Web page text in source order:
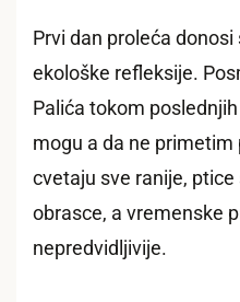
Prvi dan proleća
ekološke refleksije.
Palića tokom
mogu a da ne
cvetaju sve ranije,
obrasce, a vremenske
nepredvidljivije.